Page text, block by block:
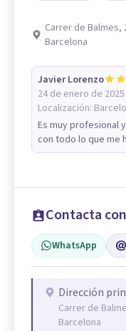
Carrer de Balmes,
Barcelona
Javier Lorenzo
24 de enero de 2025
Localización:
Es muy profesional
con todo lo que me
Contacta
WhatsApp
Dirección
Carrer de
Barcelona